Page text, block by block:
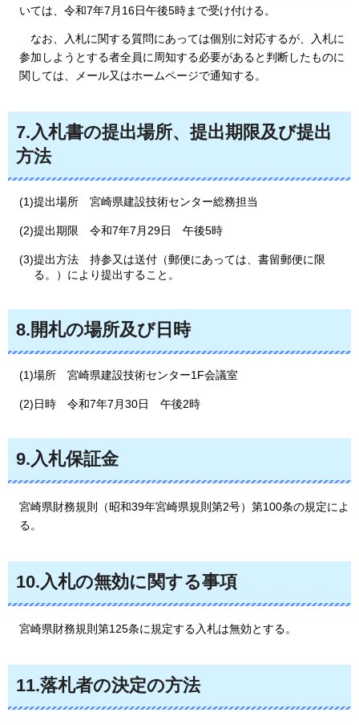
いては、令和7年7月16日午後5時まで受け付ける。
なお、入札に関する質問にあっては個別に対応するが、入札に
参加しようとする者全員に周知する必要があると判断したものに
関しては、メール又はホームページで通知する。
7.入札書の提出場所、提出期限及び提出
方法
(1)提出場所 宮崎県建設技術センター総務担当
(2)提出期限 令和7年7月29日 午後5時
(3)提出方法 持参又は送付（郵便にあっては、書留郵便に限
る。）により提出すること。
8.開札の場所及び日時
(1)場所 宮崎県建設技術センター1F会議室
(2)日時 令和7年7月30日 午後2時
9.入札保証金
宮崎県財務規則（昭和39年宮崎県規則第2号）第100条の規定によ
る。
10.入札の無効に関する事項
宮崎県財務規則第125条に規定する入札は無効とする。
11.落札者の決定の方法